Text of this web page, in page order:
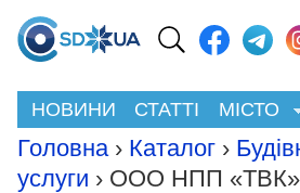
НОВИНИ СТАТТІ МІСТО
Головна › Каталог ›
услуги › ООО НПП «ТВК»